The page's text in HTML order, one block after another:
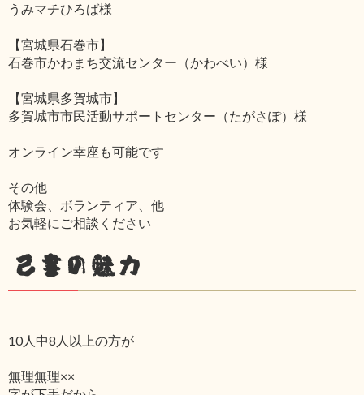
うみマチひろば様
【宮城県石巻市】
石巻市かわまち交流センター（かわべい）様
【宮城県多賀城市】
多賀城市市民活動サポートセンター（たがさぽ）様
オンライン幸座も可能です
その他
体験会、ボランティア、他
お気軽にご相談ください
己書の魅力
10人中8人以上の方が
無理無理××